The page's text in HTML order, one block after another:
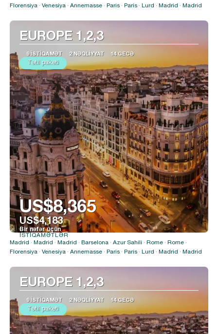
Florensiya · Venesiya · Annemasse · Paris · Paris · Lurd · Madrid · Madrid
EUROPE 1,2,3
9 İSTIQAMƏT 2 NƏQLIYYAT 14 GECƏ
Tətil paketi
:
US$8,365
US$4,183
Bir nəfər üçün
Baxın
İSTIQAMƏTLƏR
Madrid · Madrid · Madrid · Barselona · Azur Sahili · Rome · Rome ·
Florensiya · Venesiya · Annemasse · Paris · Paris · Lurd · Madrid · Madrid
EUROPE 1,2,3
9 İSTIQAMƏT 2 NƏQLIYYAT 14 GECƏ
Tətil paketi